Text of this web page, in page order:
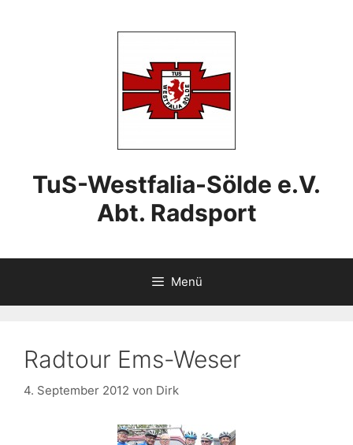
TuS-Westfalia-Sölde e.V.
Abt. Radsport
Menü
Radtour Ems-Weser
4. September 2012 von Dirk